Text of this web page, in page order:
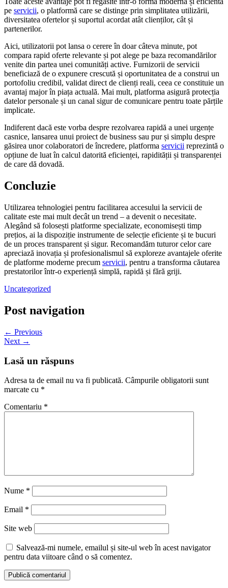
pe servicii, o platformă care se distinge prin simplitatea utilizării,
diversitatea ofertelor și suportul acordat atât clienților, cât și
partenerilor.
Aici, utilizatorii pot lansa o cerere în doar câteva minute, pot
compara rapid oferte relevante și pot alege pe baza recomandărilor
venite din partea unei comunități active. Furnizorii de servicii
beneficiază de o expunere crescută și oportunitatea de a construi un
portofoliu credibil, validat direct de clienți reali, ceea ce constituie un
avantaj major în piața actuală. Mai mult, platforma asigură protecția
datelor personale și un canal sigur de comunicare pentru toate părțile
implicate.
Indiferent dacă este vorba despre rezolvarea rapidă a unei urgențe
casnice, lansarea unui proiect de business sau pur și simplu despre
găsirea unor colaboratori de încredere, platforma servicii reprezintă o
opțiune de luat în calcul datorită eficienței, rapidității și transparenței
de care dă dovadă.
Concluzie
Utilizarea tehnologiei pentru facilitarea accesului la servicii de
calitate este mai mult decât un trend – a devenit o necesitate.
Alegând să folosești platforme specializate, economisești timp
prețios, ai la dispoziție instrumente de selecție eficiente și te bucuri
de un proces transparent și sigur. Recomandăm tuturor celor care
apreciază inovația și profesionalismul să exploreze avantajele oferite
de platforme moderne precum servicii, pentru a transforma căutarea
prestatorilor într-o experiență simplă, rapidă și fără griji.
Uncategorized
Post navigation
← Previous
Next →
Lasă un răspuns
Adresa ta de email nu va fi publicată. Câmpurile obligatorii sunt
marcate cu *
Comentariu *
Nume *
Email *
Site web
Salvează-mi numele, emailul și site-ul web în acest navigator
pentru data viitoare când o să comentez.